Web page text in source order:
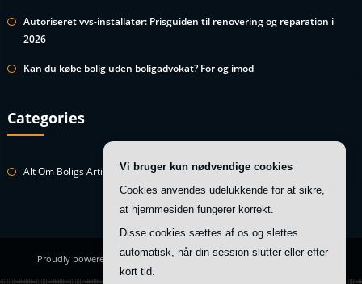
Autoriseret vvs-installatør: Prisguiden til renovering og reparation i
2026
Kan du købe bolig uden boligadvokat? For og imod
Categories
Alt Om Boligs Artikler
Proudly powered byWordPress| Theme: HoneyBeeby SpiceThemes
Vi bruger kun nødvendige cookies
Cookies anvendes udelukkende for at sikre,
at hjemmesiden fungerer korrekt.
Disse cookies sættes af os og slettes
automatisk, når din session slutter eller efter
kort tid.